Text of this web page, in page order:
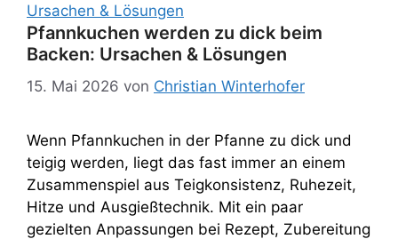
Pfannkuchen werden zu dick beim
Backen: Ursachen & Lösungen
15. Mai 2026 von Christian Winterhofer
Wenn Pfannkuchen in der Pfanne zu dick und
teigig werden, liegt das fast immer an einem
Zusammenspiel aus Teigkonsistenz, Ruhezeit,
Hitze und Ausgießtechnik. Mit ein paar
gezielten Anpassungen bei Rezept, Zubereitung